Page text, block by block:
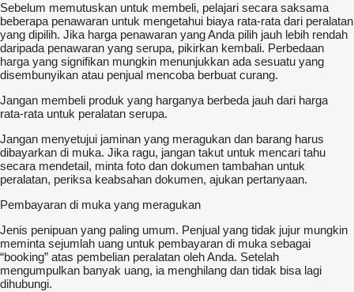
Sebelum memutuskan untuk membeli, pelajari secara saksama
beberapa penawaran untuk mengetahui biaya rata-rata dari peralatan
yang dipilih. Jika harga penawaran yang Anda pilih jauh lebih rendah
daripada penawaran yang serupa, pikirkan kembali. Perbedaan
harga yang signifikan mungkin menunjukkan ada sesuatu yang
disembunyikan atau penjual mencoba berbuat curang.
Jangan membeli produk yang harganya berbeda jauh dari harga
rata-rata untuk peralatan serupa.
Jangan menyetujui jaminan yang meragukan dan barang harus
dibayarkan di muka. Jika ragu, jangan takut untuk mencari tahu
secara mendetail, minta foto dan dokumen tambahan untuk
peralatan, periksa keabsahan dokumen, ajukan pertanyaan.
Pembayaran di muka yang meragukan
Jenis penipuan yang paling umum. Penjual yang tidak jujur mungkin
meminta sejumlah uang untuk pembayaran di muka sebagai
“booking” atas pembelian peralatan oleh Anda. Setelah
mengumpulkan banyak uang, ia menghilang dan tidak bisa lagi
dihubungi.